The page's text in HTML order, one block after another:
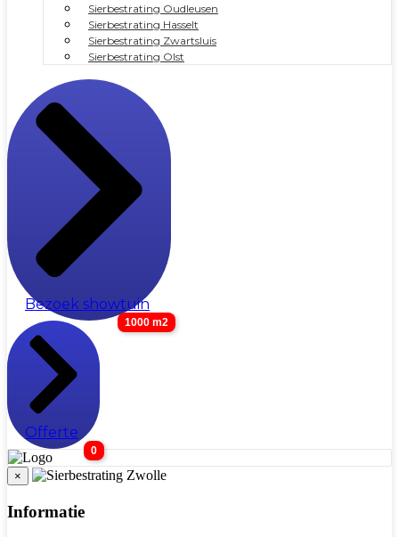
Sierbestrating Oudleusen
Sierbestrating Hasselt
Sierbestrating Zwartsluis
Sierbestrating Olst
Bezoek showtuin
1000 m2
Offerte
0
×
Informatie